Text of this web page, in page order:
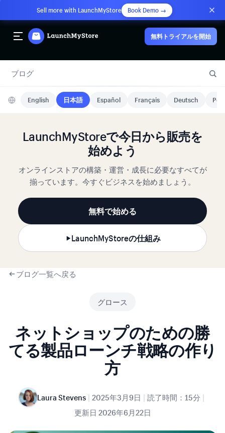
Sell more with LaunchMyStore Book Demo →
無料トライアルを開始
ブログ
English 日本語 Español Français Deutsch
LaunchMyStoreで今日から販売を
始めよう
オンラインストアの構築・運営・成長に必要なすべてが
揃っています。今すぐビジネスを始めましょう。
無料で始める
LaunchMyStoreの仕組み
ブログ一覧へ戻る
グロース
ネットショップのための勝
てる製品ローンチ戦略の作り
方
Laura Stevens | 2025年3月9日 | 読了時間：15分 |
更新日 2026年6月22日